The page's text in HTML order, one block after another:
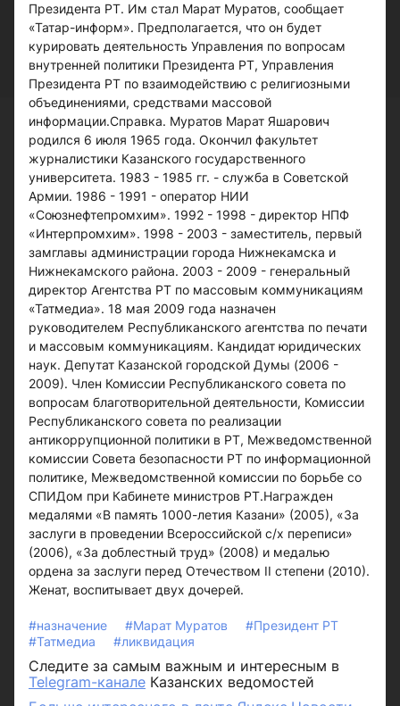
Президента РТ. Им стал Марат Муратов, сообщает
«Татар-информ». Предполагается, что он будет
курировать деятельность Управления по вопросам
внутренней политики Президента РТ, Управления
Президента РТ по взаимодействию с религиозными
объединениями, средствами массовой
информации.Справка. Муратов Марат Яшарович
родился 6 июля 1965 года. Окончил факультет
журналистики Казанского государственного
университета. 1983 - 1985 гг. - служба в Советской
Армии. 1986 - 1991 - оператор НИИ
«Союзнефтепромхим». 1992 - 1998 - директор НПФ
«Интерпромхим». 1998 - 2003 - заместитель, первый
замглавы администрации города Нижнекамска и
Нижнекамского района. 2003 - 2009 - генеральный
директор Агентства РТ по массовым коммуникациям
«Татмедиа». 18 мая 2009 года назначен
руководителем Республиканского агентства по печати
и массовым коммуникациям. Кандидат юридических
наук. Депутат Казанской городской Думы (2006 -
2009). Член Комиссии Республиканского совета по
вопросам благотворительной деятельности, Комиссии
Республиканского совета по реализации
антикоррупционной политики в РТ, Межведомственной
комиссии Совета безопасности РТ по информационной
политике, Межведомственной комиссии по борьбе со
СПИДом при Кабинете министров РТ.Награжден
медалями «В память 1000-летия Казани» (2005), «За
заслуги в проведении Всероссийской с/х переписи»
(2006), «За доблестный труд» (2008) и медалью
ордена за заслуги перед Отечеством II степени (2010).
Женат, воспитывает двух дочерей.
#назначение #Марат Муратов
#Президент РТ
#Татмедиа
#ликвидация
Следите за самым важным и интересным в
Telegram-канале Казанских ведомостей